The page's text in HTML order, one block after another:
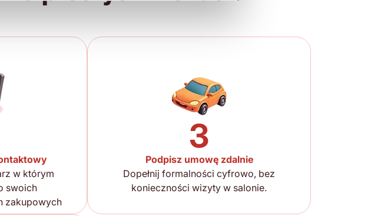
w którym
swoich
zakupowych
3
Podpisz umowę zdalnie
Dopełnij formalności cyfrowo, bez
konieczności wizyty w salonie.